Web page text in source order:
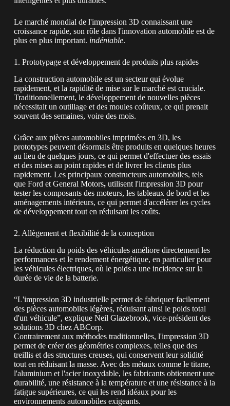
Le marché mondial de l'impression 3D connaissant une
croissance rapide, son rôle dans l'innovation automobile est de
plus en plus important. indéniable.
1. Prototypage et développement de produits plus rapides
La construction automobile est un secteur qui évolue
rapidement, et la rapidité de mise sur le marché est cruciale.
Traditionnellement, le développement de nouvelles pièces
nécessitait un outillage et des moules coûteux, ce qui prenait
souvent des semaines, voire des mois.
Grâce aux pièces automobiles imprimées en 3D, les
prototypes peuvent désormais être produits en quelques heures
au lieu de quelques jours, ce qui permet d'effectuer des essais
et des mises au point rapides et de livrer les clients plus
rapidement. Les principaux constructeurs automobiles, tels
que Ford et General Motors,utilisent l'impression 3D pour
tester les composants des moteurs, les tableaux de bord et les
aménagements intérieurs, ce qui permet d'accélérer les cycles
de développement tout en réduisant les coûts.
2. Allègement et flexibilité de la conception
La réduction du poids des véhicules améliore directement les
performances et le rendement énergétique, en particulier pour
les véhicules électriques, où le poids a une incidence sur la
durée de vie de la batterie.
“L'impression 3D industrielle permet de fabriquer facilement
des pièces automobiles légères, réduisant ainsi le poids total
d'un véhicule”, explique Neil Glazebrook, vice-président des
solutions 3D chez ABCorp.
Contrairement aux méthodes traditionnelles, l'impression 3D
permet de créer des géométries complexes, telles que des
treillis et des structures creuses, qui conservent leur solidité
tout en réduisant la masse. Avec des métaux comme le titane,
l'aluminium et l'acier inoxydable, les fabricants obtiennent une
durabilité, une résistance à la température et une résistance à la
fatigue supérieures, ce qui les rend idéaux pour les
environnements automobiles exigeants.